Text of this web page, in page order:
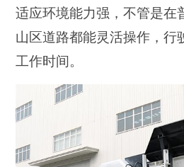
适应环境能力强，不管是在
山区道路都能灵活操作，行
工作时间。